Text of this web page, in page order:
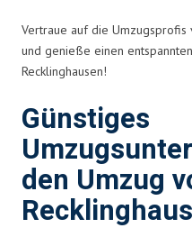
Vertraue auf die Umzugsprofis
und genieße einen
Recklinghausen!
Günstiges
den Umzug